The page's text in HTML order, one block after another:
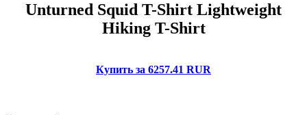
Unturned Squid T-Shirt Lightweight
Hiking T-Shirt
Купить за 6257.41 RUR